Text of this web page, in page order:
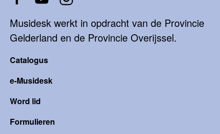
Musidesk werkt in opdracht van de Provincie
Gelderland en de Provincie Overijssel.
Catalogus
e-Musidesk
Word lid
Formulieren